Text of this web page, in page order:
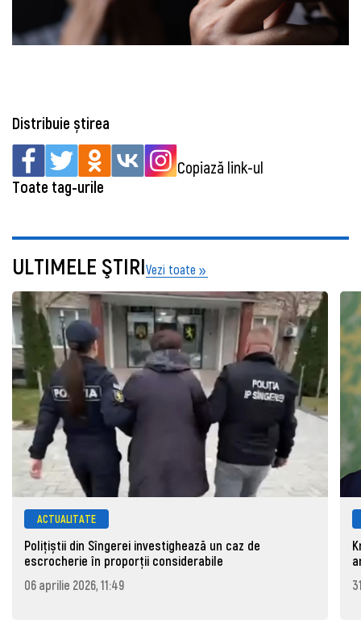
Distribuie știrea
Copiază link-ul
Toate tag-urile
ULTIMELE ŞTIRIVezi toate
ACTUALITATE
Polițiștii din Sîngerei investighează un caz de
escrocherie în proporții considerabile
06 aprilie 2026, 11:49